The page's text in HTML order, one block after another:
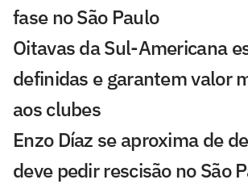
fase no São Paulo
Oitavas da Sul-Americana
definidas e garantem valor
aos clubes
Enzo Díaz se aproxima de
deve pedir rescisão no São